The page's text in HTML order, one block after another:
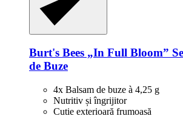
Burt's Bees „In Full Bloom”
de Buze
4x Balsam de buze à 4,25 g
Nutritiv și îngrijitor
Cutie exterioară frumoasă